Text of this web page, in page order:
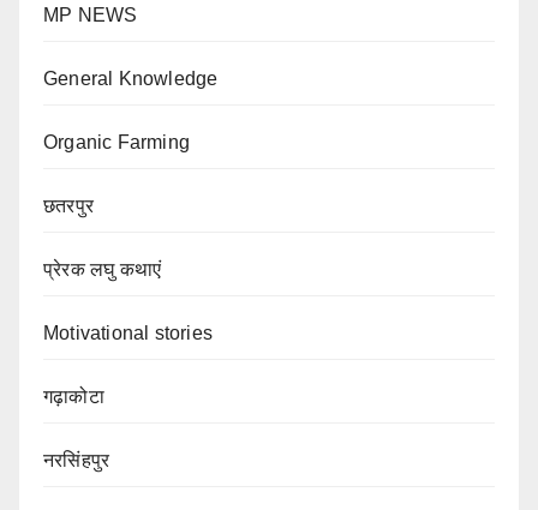
MP NEWS
General Knowledge
Organic Farming
छतरपुर
प्रेरक लघु कथाएं
Motivational stories
गढ़ाकोटा
नरसिंहपुर